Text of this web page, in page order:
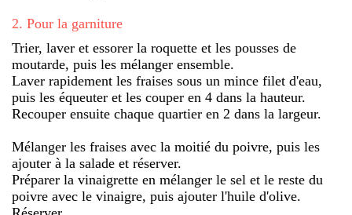
2. Pour la garniture
Trier, laver et essorer la roquette et les pousses de
moutarde, puis les mélanger ensemble.
Laver rapidement les fraises sous un mince filet d'eau,
puis les équeuter et les couper en 4 dans la hauteur.
Recouper ensuite chaque quartier en 2 dans la largeur.
Mélanger les fraises avec la moitié du poivre, puis les
ajouter à la salade et réserver.
Préparer la vinaigrette en mélanger le sel et le reste du
poivre avec le vinaigre, puis ajouter l'huile d'olive.